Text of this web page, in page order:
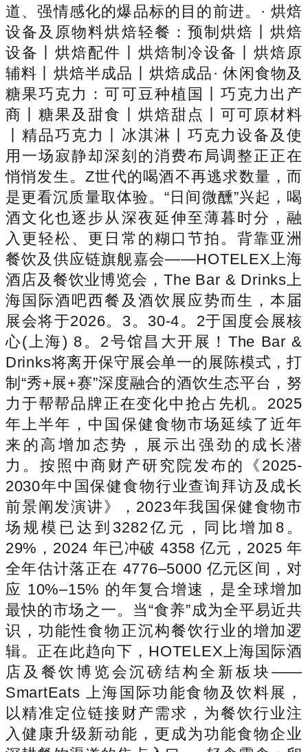
道、强情感化的爆品标的目的前进。· 烘焙
设备及原物料烘焙轻餐：预制烘焙丨烘焙
设备丨烘焙配件丨烘焙制冷设备丨烘焙原
辅料丨烘焙半成品丨烘焙成品· 休闲食物及
糖果巧克力：可可豆种植国丨巧克力出产
商丨糖果及甜食丨烘焙甜点丨可可原材料
丨精品巧克力丨冰淇淋丨巧克力设备及使
用一场寂静却深刻的消费布局调整正正在
悄悄发生。Z世代的喝酒不再逃求数量，而
是更看沉质量取体验。“日间微醺”兴起，喝
酒文化也逐步从深夜延伸至薄暮时分，融
入更轻松、更日常的糊口节拍。背靠亚洲
餐饮及供应链旗舰嘉会——HOTELEX上海
酒店及餐饮业博览会，The Bar & Drinks上
海国际酒吧西餐及酒饮展应势而生，本届
展会将于2026。3。30-4。2于国度会展核
心(上海) 8。2号馆昌大开展！The Bar &
Drinks将离开保守展会单一的展陈模式，打
制“秀+展+赛”深度融合的酒饮生态平台，努
力于帮帮品牌正在变化中抢占先机。2025
年上半年，中国保健食物市场延续了近年
来的高增加态势，展示出强劲的成长潜
力。按照中商财产研究院发布的《2025-
2030年中国保健食物行业查询拜访及成长
前景阐发演讲》，2023年我国保健食物市
场规模已达到3282亿元，同比增加8。
29%，2024 年已冲破 4358 亿元，2025 年
全年估计落正在 4776–5000 亿元区间，对
应 10%–15% 的年复合增速，是全球增加
最快的市场之一。当“食养”成为全平易近共
识，功能性食物正沉构餐饮行业的增加逻
辑。正在此趋向下，HOTELEX上海国际酒
店及餐饮博览会沉磅结构全新板块——
SmartEats 上海国际功能食物及饮料展，
以精准定位链接财产需求，为餐饮行业注
入健康升级新动能，更成为功能食物企业